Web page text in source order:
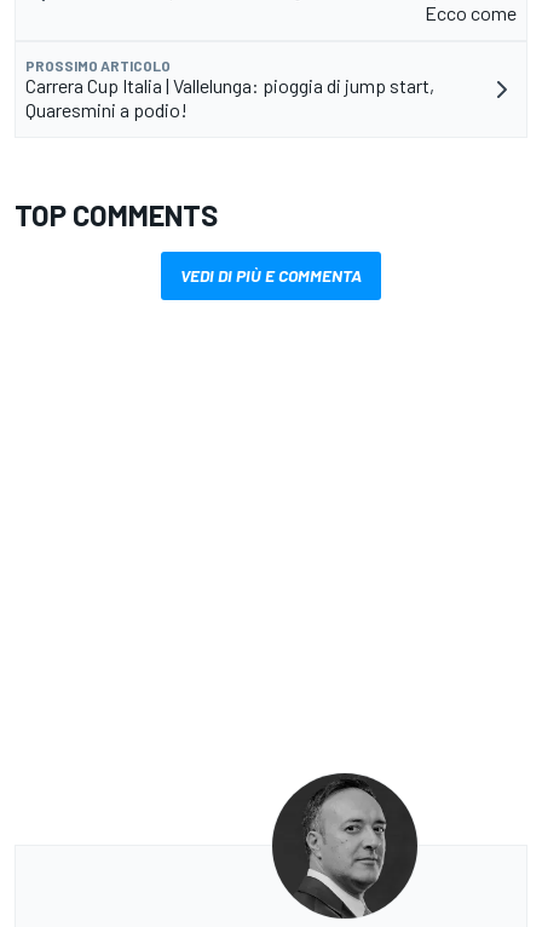
Ecco come
PROSSIMO ARTICOLO
Carrera Cup Italia | Vallelunga: pioggia di jump start,
Quaresmini a podio!
TOP COMMENTS
VEDI DI PIÙ E COMMENTA